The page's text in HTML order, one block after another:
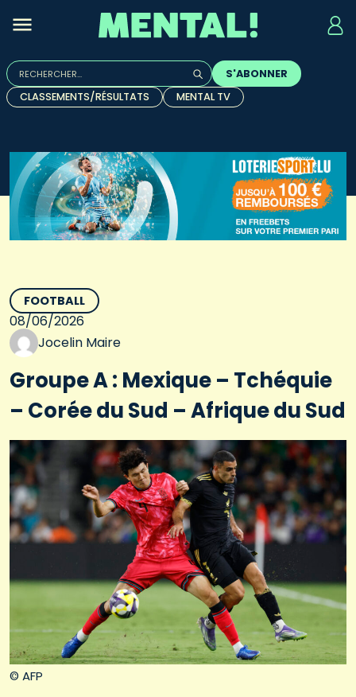
Rechercher :
Quand les résultats de l'auto-complétion sont
S'ABONNER
CLASSEMENTS/RÉSULTATS
MENTAL TV
© AFP
FOOTBALL
08/06/2026
Jocelin Maire
Groupe A : Mexique – Tchéquie
– Corée du Sud – Afrique du Sud